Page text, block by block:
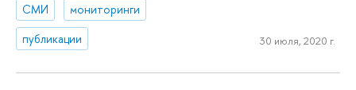
СМИ
мониторинги
публикации
30 июля, 2020 г.